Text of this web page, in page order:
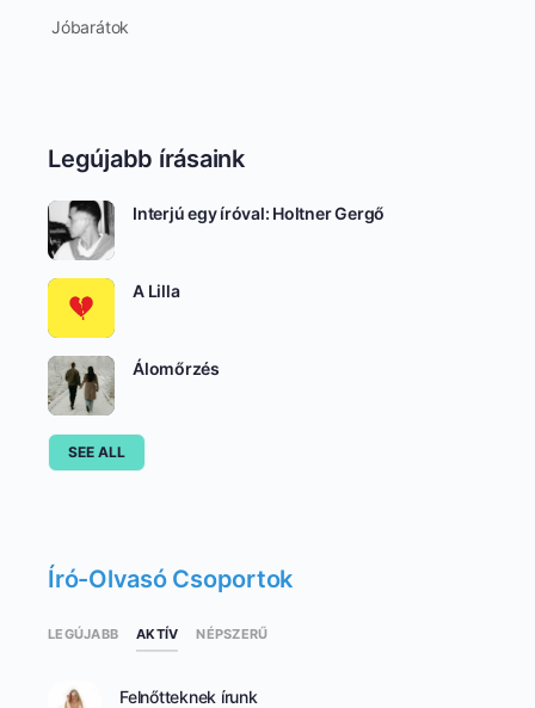
Jóbarátok
Legújabb írásaink
Interjú egy íróval: Holtner Gergő
A Lilla
Álomőrzés
SEE ALL
Író-Olvasó Csoportok
LEGÚJABB AKTÍV NÉPSZERŰ
Felnőtteknek írunk